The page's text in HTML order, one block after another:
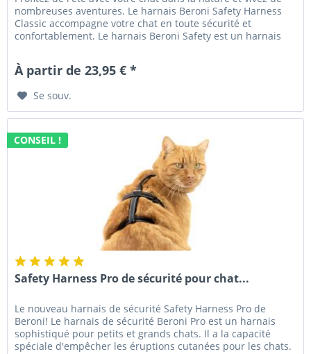
nombreuses aventures. Le harnais Beroni Safety Harness
Classic accompagne votre chat en toute sécurité et
confortablement. Le harnais Beroni Safety est un harnais
À partir de 23,95 € *
Se souv.
CONSEIL !
Safety Harness Pro de sécurité pour chat...
Le nouveau harnais de sécurité Safety Harness Pro de
Beroni! Le harnais de sécurité Beroni Pro est un harnais
sophistiqué pour petits et grands chats. Il a la capacité
spéciale d'empêcher les éruptions cutanées pour les chats.